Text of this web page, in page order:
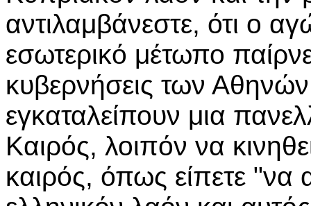
αντιλαμβάνεστε, ότι ο
εσωτερικό μέτωπο
κυβερνήσεις των
εγκαταλείπουν μια
Καιρός, λοιπόν να
καιρός, όπως είπετε